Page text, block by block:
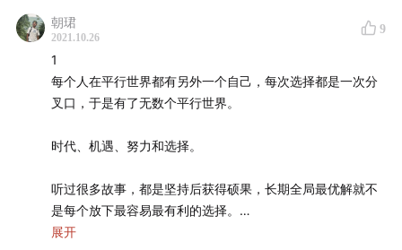
功倍的秘诀
27:31
在《长线投资法宝》中提到的美国金融大类资产表现
年以后的质量更好，这是因为 1926 年以后的数据由证券
（Center for Research in Security Prices，简称
CRSP）」提供。在一众赞助人和学者的支持下，机构得
以从过往的报刊中收集 1926 年往后的数据，这些数据也
确定性的空间。金融市场由人的行为（个体和群体）推动
的，要对实际有尊敬度。
4- 让客户有更多精力关注可能的风险，尤其是超出边际的风
险。The best investment strategy is the one you can
承受不住风浪，在风浪中改，大概率会改错。
5- 拉长时间到五年来看，一个单子上十几二十件事，可能只
有三四件事我要做，其他的事我都打个问号，或者不花时
间，或者让别人去做。
朝珺
2021.10.26
9
1
每个人在平行世界都有另外一个自己，每次选择都是一次分
叉口，于是有了无数个平行世界。
时代、机遇、努力和选择。
听过很多故事，都是坚持后获得硕果，长期全局最优解就不
是每个放下最容易最有利的选择。
展开